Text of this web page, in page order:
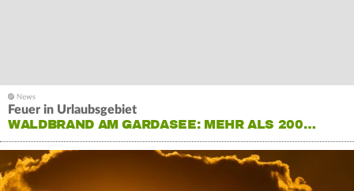
Feuer in Urlaubsgebiet
WALDBRAND AM GARDASEE: MEHR ALS 200…